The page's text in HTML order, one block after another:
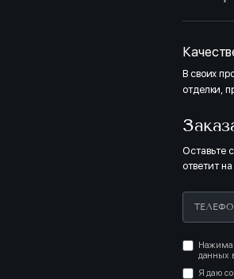
В своих
отделки,
Оставьте
ответит
данных
Я даю